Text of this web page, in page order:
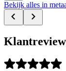
Bekijk alles in